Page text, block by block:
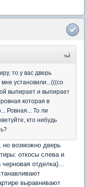
то у вас дверь
установили...(((со
выпирает и выпирает
которая в
Ровная... То ли
кто нибудь
но возможно дверь
откосы слева и
отделка)...
выравнивают